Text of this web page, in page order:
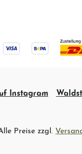
Instagram
Preise zzgl.